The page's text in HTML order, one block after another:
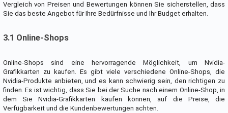
Vergleich von Preisen und Bewertungen können Sie sicherstellen, dass
Sie das beste Angebot für Ihre Bedürfnisse und Ihr Budget erhalten.
3.1 Online-Shops
Online-Shops sind eine hervorragende Möglichkeit, um Nvidia-
Grafikkarten zu kaufen. Es gibt viele verschiedene Online-Shops, die
Nvidia-Produkte anbieten, und es kann schwierig sein, den richtigen zu
finden. Es ist wichtig, dass Sie bei der Suche nach einem Online-Shop, in
dem Sie Nvidia-Grafikkarten kaufen können, auf die Preise, die
Verfügbarkeit und die Kundenbewertungen achten.